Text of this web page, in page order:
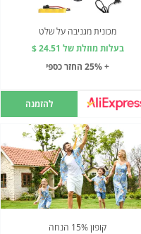
מכונית מגניבה על שלט
בעלות מוזלת של 24.51 $
+ 25% החזר כספי
להזמנה
קופון 15% הנחה